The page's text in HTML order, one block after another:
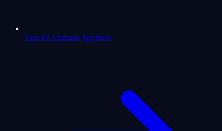
Tous les Animaux Spirituels